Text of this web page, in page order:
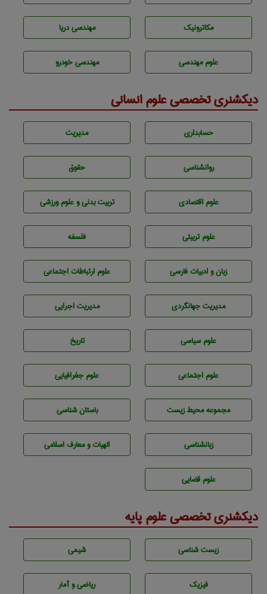
مکاترونیک مهندسی دریا
علوم مهندسی مهندسی خودرو
دیکشنری تخصصی علوم انسانی
حسابداری مديريت
روانشناسی حقوق
علوم اقتصادی تربيت بدنی و علوم ورزشی
علوم تربيتی فلسفه
زبان و ادبيات فارسی علوم ارتباطات اجتماعی
مديريت جهانگردی مديريت اجرايی
علوم سياسی تاريخ
علوم اجتماعی علوم جغرافيايی
مجموعه محيط زيست باستان شناسی
زبانشناسی الهیات و معارف اسلامی
علوم قضایی
دیکشنری تخصصی علوم پایه
زيست شناسی شيمی
فیزیک ریاضی و آمار